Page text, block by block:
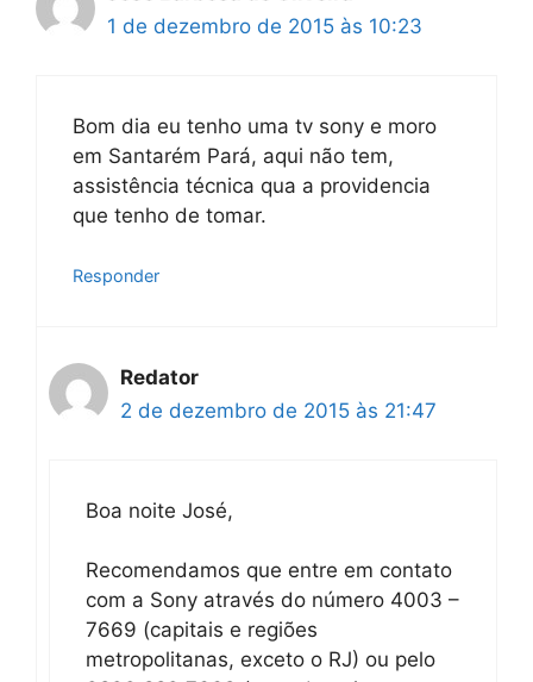
1 de dezembro de 2015 às 10:23
Bom dia eu tenho uma tv sony e moro
em Santarém Pará, aqui não tem,
assistência técnica qua a providencia
que tenho de tomar.
Responder
Redator
2 de dezembro de 2015 às 21:47
Boa noite José,
Recomendamos que entre em contato
com a Sony através do número 4003 –
7669 (capitais e regiões
metropolitanas, exceto o RJ) ou pelo